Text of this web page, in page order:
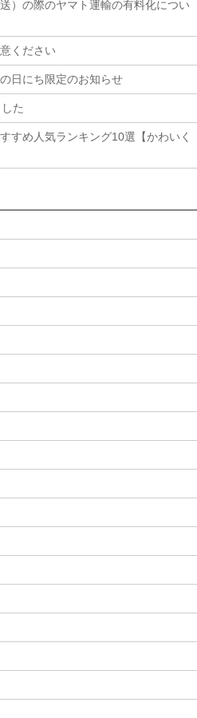
）の際のヤマト運輸の有料化につい
ください
日にち限定のお知らせ
た
すめ人気ランキング10選【かわいく